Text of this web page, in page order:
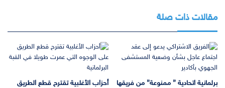
مقالات ذات صلة
برلمانية اتحادية ” ممنوعة” من فريقها
أحزاب الأغلبية تقترح قطع الطريق